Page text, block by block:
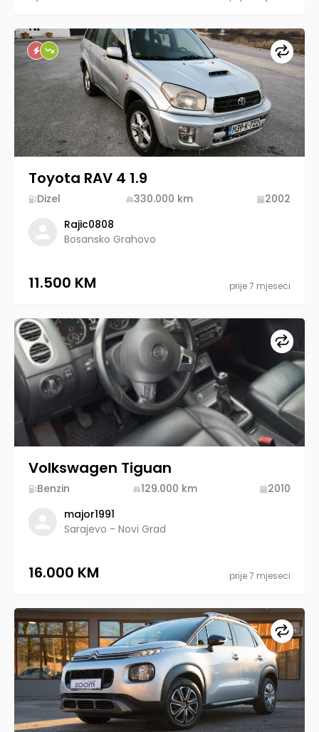
Toyota RAV 4 1.9
Dizel 330.000 km
2002
Rajic0808
Bosansko Grahovo
11.500 KM prije 7 mjeseci
Volkswagen Tiguan
Benzin 129.000 km
2010
major1991
Sarajevo - Novi Grad
16.000 KM prije 7 mjeseci